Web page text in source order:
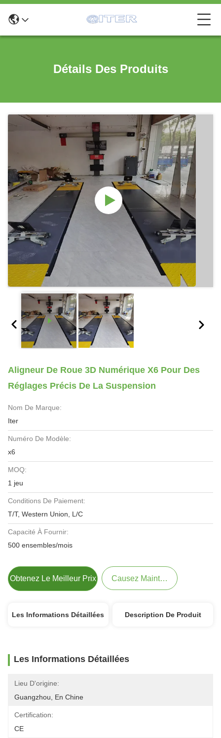
Détails Des Produits
Aligneur De Roue 3D Numérique X6 Pour Des
Réglages Précis De La Suspension
Nom De Marque:
Iter
Numéro De Modèle:
x6
MOQ:
1 jeu
Conditions De Paiement:
T/T, Western Union, L/C
Capacité À Fournir:
500 ensembles/mois
Obtenez Le Meilleur Prix Causez Maintenant
Les Informations Détaillées Description De Produit
Les Informations Détaillées
Lieu D'origine:
Guangzhou, En Chine
Certification:
CE